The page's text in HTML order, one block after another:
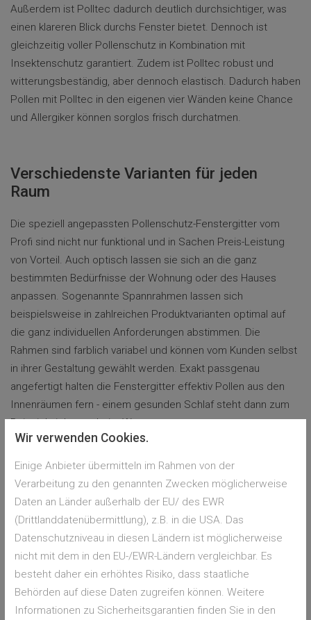
Außerdem ist Polltec dadurch deutlich durchsichtiger, was
einen klareren Blick durchs Fenster bietet. Dennoch ist
gleichzeitig voller Pollenschutz in Kombination mit
Insektenschutz garantiert. Zudem ist Polltec robust und
witterungsbeständig, aber dennoch elastisch. Dadurch haben
Pollen mit Polltec in den eigenen vier Wänden keine Chance
und Allergiker können sorglos frisch durchatmen.
Verschiedenste Varianten für jeden
Raum
Die speziell angepassten Pollenschutz-Fenstergitter vom
Profi sind nicht nur funktional und in Sachen Preis-Leistung
von Vorteil. Auch optisch lassen sie sich an die ganz
bestimmten Bedürfnisse der Wohnung oder des Hauses
anpassen. Sogenannte Spannrahmen lassen sich
beispielsweise in zahlreichen Produktvarianten optimal auf
die ganz individuellen Anforderungen abstimmen. Die
Rahmen sind farblich variabel und können vom Kunden selbst
in ihrer Gestaltung gewählt werden. Exakt passgenau
angefertigt halten die Fenstergitter effektiv Pollen aus den
Innenräumen fern - einem gesunden Schlaf steht dann zum
Beispiel nichts mehr im Wege.
Fensterarten aus Holz, Kunststoff und Aluminium geeignet.
Angebracht werden die Spannrahmen durch einen
Einhängewinkel aus Edelstahl. Bohren ist nicht nötig. Somit
kann ein Pollenschutz-Gitter auch problemlos in einer
Mietwohnung angebracht werden. Rollläden oder andere
Sonnenschutz-Elemente an den Fenstern stellen ebenfalls
kein Hindernis dar. Die Pollen-Gitter können hier ohne
Probleme montiert werden. Auch die Reinigung ist sehr
einfach zu handhaben. Sollte das Pollenschutz-Gitter
Wir verwenden Cookies.
Einige Anbieter übermitteln im Rahmen von der
Verarbeitung zu den genannten Zwecken möglicherweise
Daten an Länder außerhalb der EU/ des EWR
(Drittlanddatenübermittlung), z.B. in die USA. Das
Datenschutzniveau in diesen Ländern ist möglicherweise
nicht mit dem in den EU-/EWR-Ländern vergleichbar. Es
besteht daher ein erhöhtes Risiko, dass staatliche
Behörden auf diese Daten zugreifen können. Weitere
Informationen zu Sicherheitsgarantien finden Sie in den